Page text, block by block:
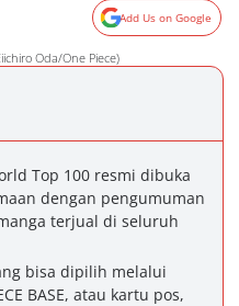
Add Us on Google
Oda/One Piece)
Top 100 resmi dibuka
dengan pengumuman
terjual di seluruh
bisa dipilih melalui
BASE, atau kartu pos,